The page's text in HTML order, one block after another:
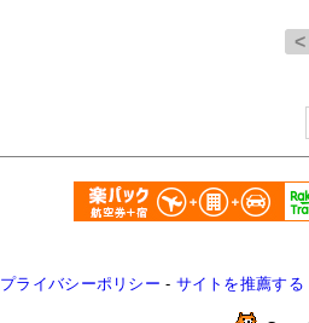
プライバシーポリシー - サイトを推薦する